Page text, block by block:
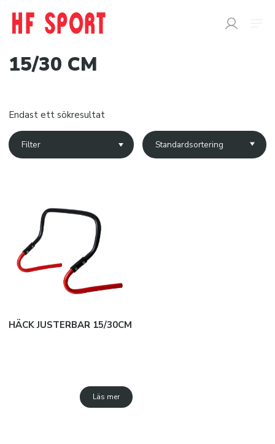
SÖK
Butik
Snabborder
Kataloger
15/30 CM
Endast ett sökresultat
Filter
HÄCK JUSTERBAR 15/30CM
Läs mer